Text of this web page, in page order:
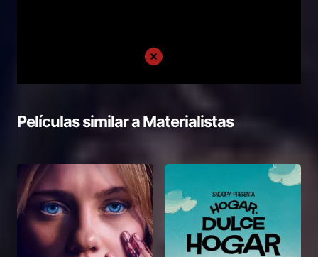
Películas similar aMaterialistas